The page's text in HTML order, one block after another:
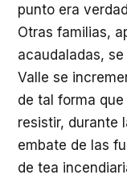
punto era
Otras familias,
acaudaladas,
Valle se
de tal forma
resistir, durante
embate de las
de tea